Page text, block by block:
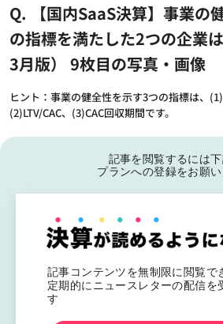
Q. 【国内SaaS決算】事業の
の指標を満たした2つの企業
3月版） 9枚目の写真・画像
ヒント：事業の健全性を示す3つの指標は、
(2)LTV/CAC、(3)CAC回収期間です。
記事を閲覧するには
プランへの登録をお願
記事コンテンツを無制限に閲覧で
定期的にニュースレターの配信を
す